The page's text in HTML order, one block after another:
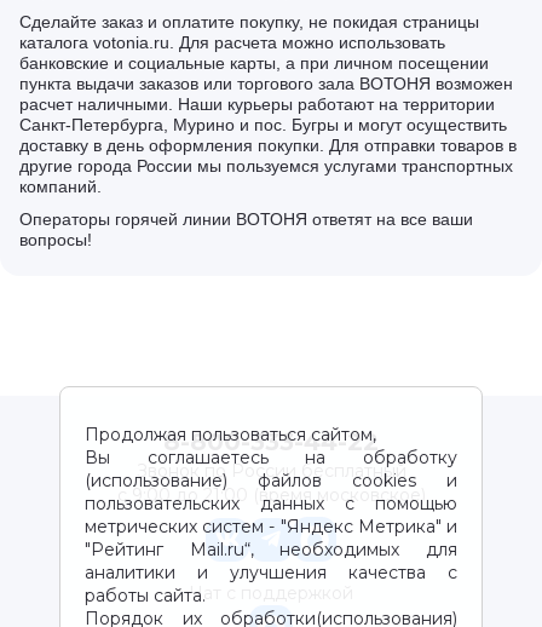
Сделайте заказ и оплатите покупку, не покидая страницы
каталога votonia.ru. Для расчета можно использовать
банковские и социальные карты, а при личном посещении
пункта выдачи заказов или торгового зала ВОТОНЯ возможен
расчет наличными. Наши курьеры работают на территории
Санкт-Петербурга, Мурино и пос. Бугры и могут осуществить
доставку в день оформления покупки. Для отправки товаров в
другие города России мы пользуемся услугами транспортных
компаний.
Операторы горячей линии ВОТОНЯ ответят на все ваши
вопросы!
Продолжая пользоваться сайтом,
Вы соглашаетесь на обработку
(использование) файлов cookies и
пользовательских данных с помощью
метрических систем - "Яндекс Метрика" и
"Рейтинг Mail.ru“, необходимых для
аналитики и улучшения качества с
работы сайта.
Порядок их обработки(использования)
8-800-333-44-22
Звонок по России бесплатный
с 9:00 до 21:00 (время московское)
Чат с поддержкой